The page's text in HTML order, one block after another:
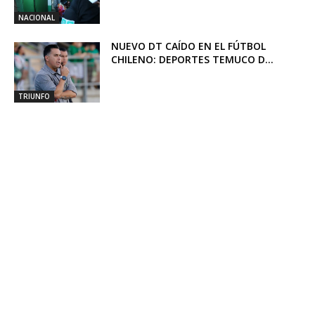
NACIONAL
TRIUNFO
NUEVO DT CAÍDO EN EL FÚTBOL
CHILENO: DEPORTES TEMUCO D...